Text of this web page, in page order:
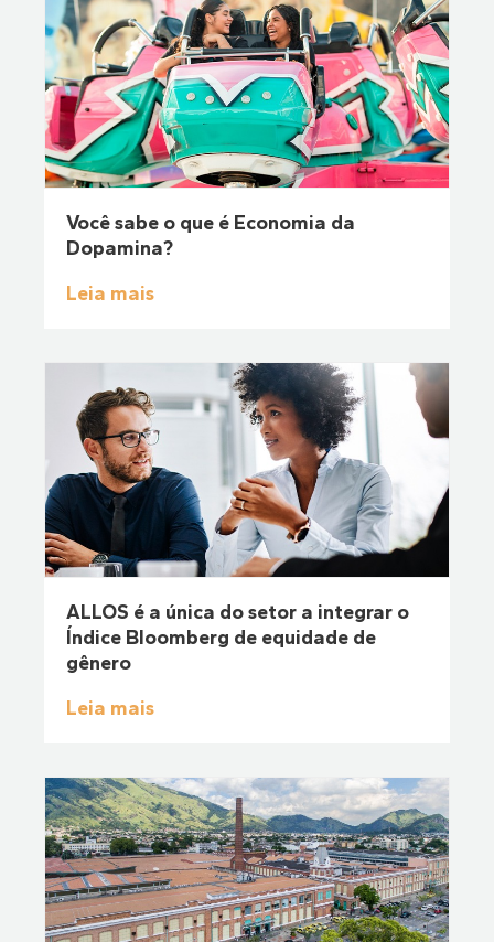
Você sabe o que é Economia da
Dopamina?
Leia mais
ALLOS é a única do setor a integrar o
Índice Bloomberg de equidade de
gênero
Leia mais